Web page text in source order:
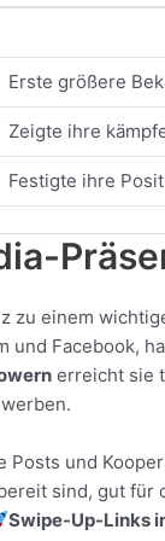
Erste größere
Zeigte ihre
Festigte ihre
zu einem
und Facebook,
erreicht sie
und
sind, gut für
Swipe-Up-Links